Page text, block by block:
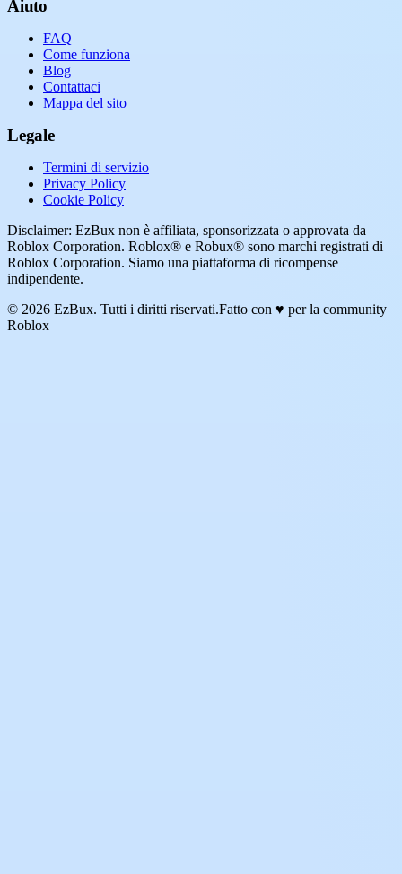
Aiuto
FAQ
Come funziona
Blog
Contattaci
Mappa del sito
Legale
Termini di servizio
Privacy Policy
Cookie Policy
Disclaimer: EzBux non è affiliata, sponsorizzata o approvata da
Roblox Corporation. Roblox® e Robux® sono marchi registrati di
Roblox Corporation. Siamo una piattaforma di ricompense
indipendente.
© 2026 EzBux. Tutti i diritti riservati.Fatto con ♥ per la community
Roblox